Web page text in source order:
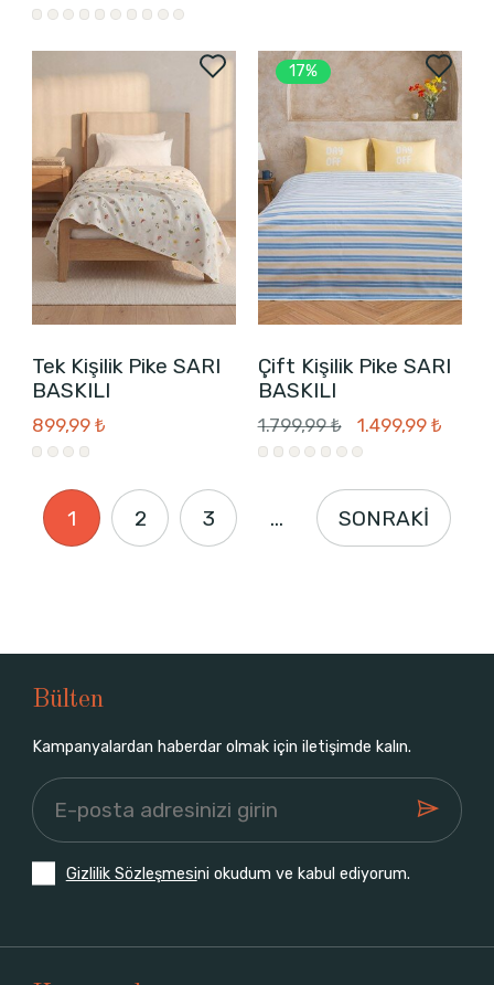
Tek Kişilik Pike SARI
BASKILI
899,99 ₺
17%
Çift Kişilik Pike SARI
BASKILI
1.799,99 ₺ 1.499,99 ₺
1 2 3 ... SONRAKİ
Bülten
Kampanyalardan haberdar olmak için iletişimde kalın.
Gizlilik Sözleşmesini okudum ve kabul ediyorum.